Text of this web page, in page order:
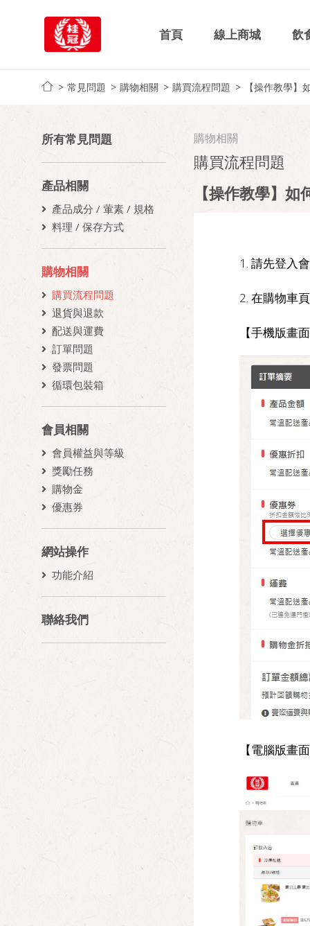
首頁 線上商城 飲
常見問題 購物相關 購買流程問題 【操作教學】
所有常見問題
產品相關
產品成分 / 葷素 / 規格
料理 / 保存方式
購物相關
購買流程問題
退貨與退款
配送與運費
訂單問題
發票問題
循環包裝箱
會員相關
會員權益與等級
獎勵任務
購物金
優惠券
網站操作
功能介紹
聯絡我們
購物相關
購買流程問題
【操作教學】
1. 請先登入
2. 在購物車
【手機版畫
【電腦版畫